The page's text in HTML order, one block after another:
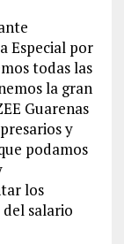
Especial por
todas las
la gran
Guarenas
y
podamos
los
salario